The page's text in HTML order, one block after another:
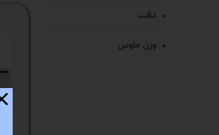
دقت
وزن ماوس